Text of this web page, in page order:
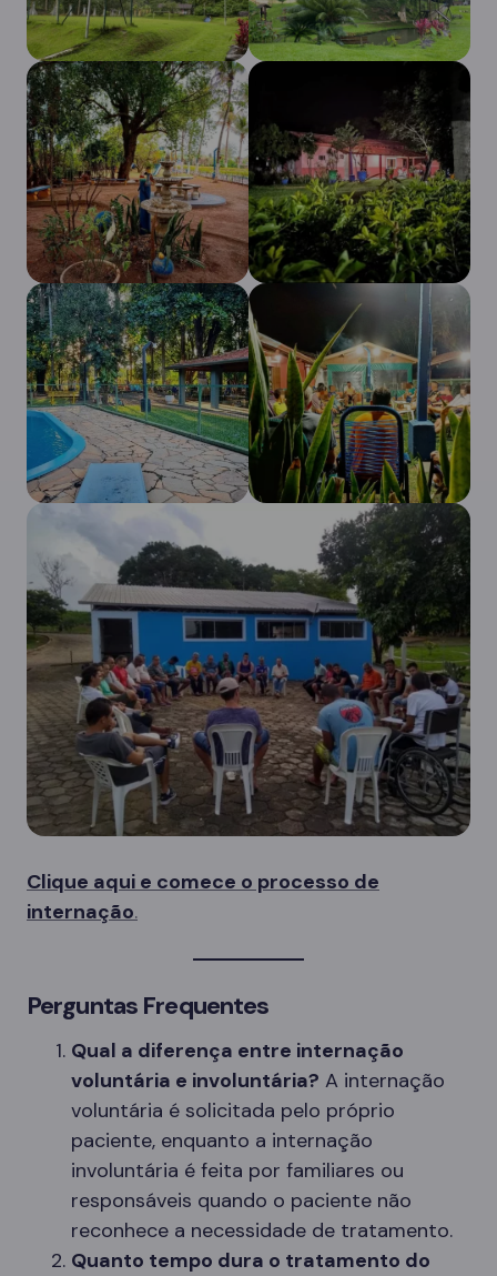
Clique aqui e comece o processo de
internação.
Perguntas Frequentes
Qual a diferença entre internação
voluntária e involuntária? A internação
voluntária é solicitada pelo próprio
paciente, enquanto a internação
involuntária é feita por familiares ou
responsáveis quando o paciente não
reconhece a necessidade de tratamento.
Quanto tempo dura o tratamento do